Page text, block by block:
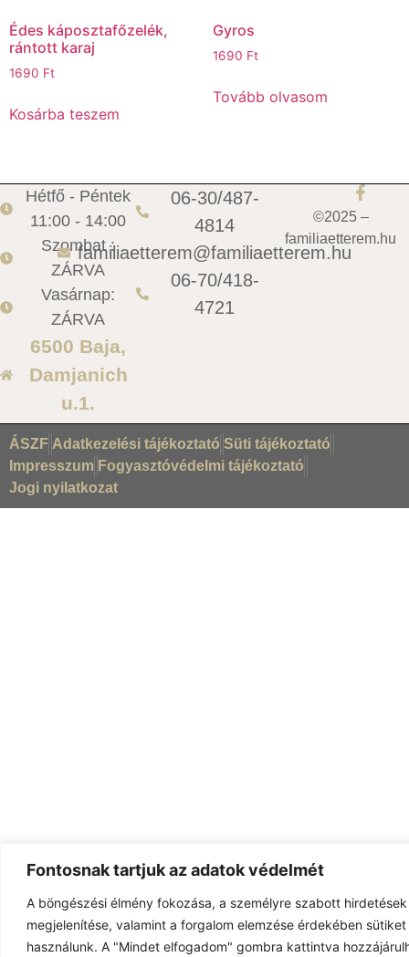
Fontosnak tartjuk az adatok védelmét
A böngészési élmény fokozása, a személyre szabott
megjelenítése, valamint a forgalom elemzése érdekében
használunk. A "Mindet elfogadom" gombra kattintva
Édes káposztafőzelék,
rántott karaj
1690 Ft
Kosárba teszem
Gyros
1690 Ft
Tovább olvasom
Hétfő - Péntek
11:00 - 14:00
Szombat :
ZÁRVA
Vasárnap:
ZÁRVA
6500 Baja,
Damjanich
u.1.
06-30/487-
4814
familiaetterem@familiaetterem.hu
06-70/418-
4721
©2025 –
familiaetterem.hu
ÁSZF Adatkezelési tájékoztató Süti tájékoztató
Impresszum Fogyasztóvédelmi tájékoztató
Jogi nyilatkozat